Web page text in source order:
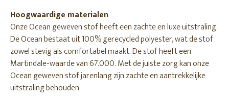
Hoogwaardige materialen
Onze Ocean geweven stof heeft een zachte en luxe uitstraling.
De Ocean bestaat uit 100% gerecycled polyester, wat de stof
zowel stevig als comfortabel maakt. De stof heeft een
Martindale-waarde van 67.000. Met de juiste zorg kan onze
Ocean geweven stof jarenlang zijn zachte en aantrekkelijke
uitstraling behouden.